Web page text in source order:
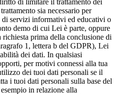
di limitare il trattamento dei
sia necessario per
di servizi informativi ed educativi o
demo di cui Lei è parte, oppure
richiesta prima della conclusione di
1, lettera b del GDPR), Lei
dei dati. In qualsiasi
per motivi connessi alla tua
dei tuoi dati personali se il
i tuoi dati personali sulla base del
in relazione alla